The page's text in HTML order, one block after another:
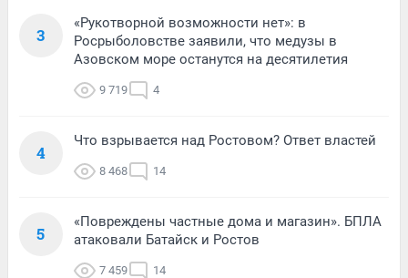
3
«Рукотворной возможности нет»: в
Росрыболовстве заявили, что медузы в
Азовском море останутся на десятилетия
9 719 4
4
Что взрывается над Ростовом? Ответ властей
8 468 14
5
«Повреждены частные дома и магазин». БПЛА
атаковали Батайск и Ростов
7 459 14